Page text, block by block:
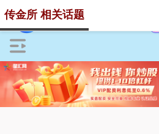
传金所 相关话题